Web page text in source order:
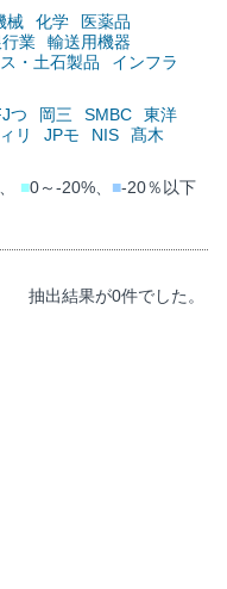
械 化学
医薬品
業
輸送用機器
・土石製品
インフラ
つ 岡三 SMBC
東洋
リ JPモ NIS
髙木
■0～-20%、 ■-20％以下
抽出結果が0件でした。